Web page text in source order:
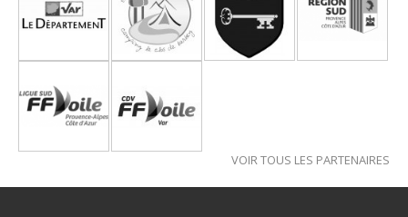
VOIR TOUS LES PARTENAIRES